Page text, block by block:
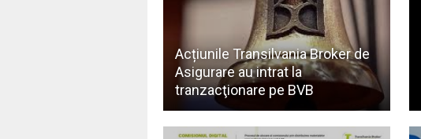
Acțiunile Transilvania Broker de
Asigurare au intrat la
tranzacţionare pe BVB